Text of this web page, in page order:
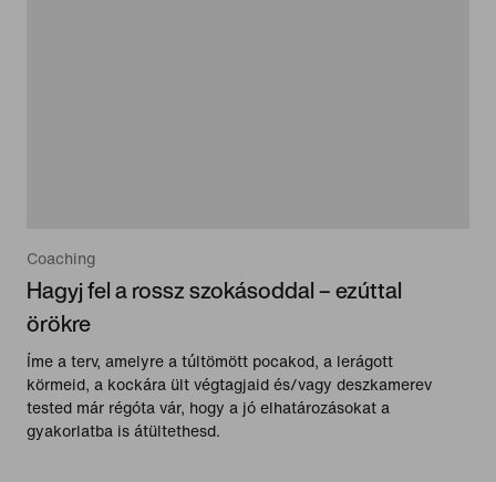
Coaching
Hagyj fel a rossz szokásoddal – ezúttal
örökre
Íme a terv, amelyre a túltömött pocakod, a lerágott
körmeid, a kockára ült végtagjaid és/vagy deszkamerev
tested már régóta vár, hogy a jó elhatározásokat a
gyakorlatba is átültethesd.